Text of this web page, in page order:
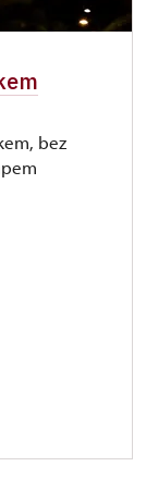
bez